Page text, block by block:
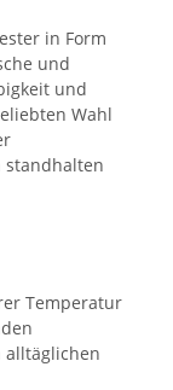
in Form
und
und
Wahl
standhalten
Temperatur
alltäglichen